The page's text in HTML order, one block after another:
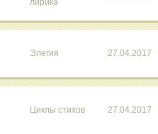
лирика
Элегия 27.04.2017
Циклы стихов 27.04.2017